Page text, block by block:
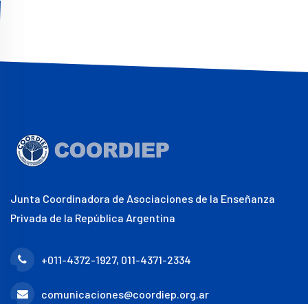
Junta Coordinadora de Asociaciones de la Enseñanza
Privada de la República Argentina
+011-4372-1927, 011-4371-2334
comunicaciones@coordiep.org.ar